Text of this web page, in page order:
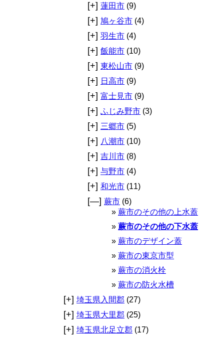
[+] 蓮田市 (9)
[+] 鳩ヶ谷市 (4)
[+] 羽生市 (4)
[+] 飯能市 (10)
[+] 東松山市 (9)
[+] 日高市 (9)
[+] 富士見市 (9)
[+] ふじみ野市 (3)
[+] 三郷市 (5)
[+] 八潮市 (10)
[+] 吉川市 (8)
[+] 与野市 (4)
[+] 和光市 (11)
[—] 蕨市 (6)
蕨市のその他の上水蓋
蕨市のその他の下水蓋
蕨市のデザイン蓋
蕨市の東京市型
蕨市の消火栓
蕨市の防火水槽
[+] 埼玉県入間郡 (27)
[+] 埼玉県大里郡 (25)
[+] 埼玉県北足立郡 (17)